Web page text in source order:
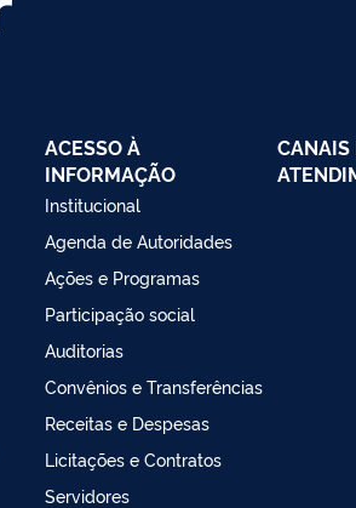
ACESSO À
INFORMAÇÃO
Institucional
Agenda de Autoridades
Ações e Programas
Participação social
Auditorias
Convênios e Transferências
Receitas e Despesas
Licitações e Contratos
Servidores
CANAIS